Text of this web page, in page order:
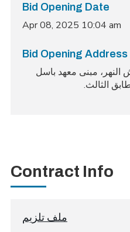
Bid Opening Date
Apr 08, 2025 10:04 am
Bid Opening Address
في 512 كورنيش النهر، مبنى معهد باسل
الثالث.
Contract Info
ملف تلزيم